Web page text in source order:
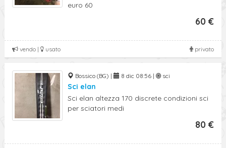
euro 60
60 €
privato
vendo | usato
Bossico (BG) | 8 dic 08:56 | sci
Sci elan
Sci elan altezza 170 discrete condizioni sci
per sciatori medi
80 €